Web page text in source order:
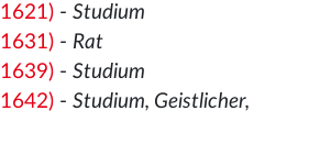
- Studium
- Rat
- Studium
- Studium, Geistlicher,